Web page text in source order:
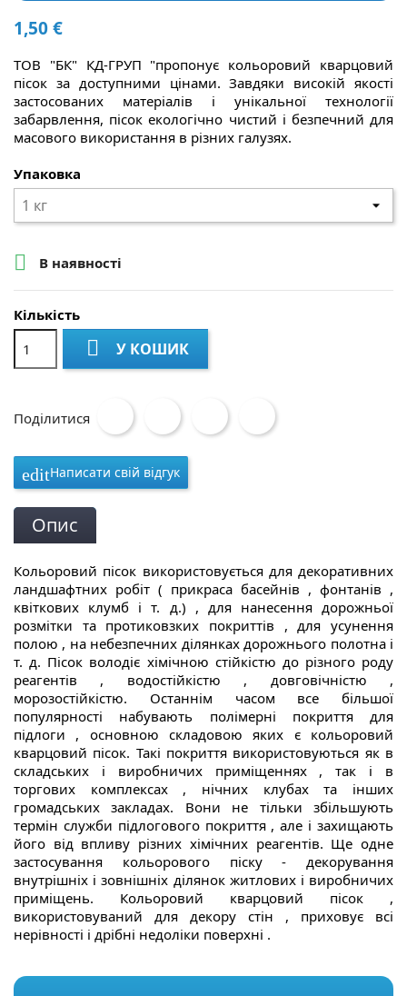
1,50 €
ТОВ "БК" КД-ГРУП "пропонує кольоровий кварцовий
пісок за доступними цінами. Завдяки високій якості
застосованих матеріалів і унікальної технології
забарвлення, пісок екологічно чистий і безпечний для
масового використання в різних галузях.
Упаковка
 В наявності
Кількість
 У КОШИК
Поділитися
editНаписати свій відгук
Опис
Кольоровий пісок використовується для декоративних
ландшафтних робіт ( прикраса басейнів , фонтанів ,
квіткових клумб і т. д.) , для нанесення дорожньої
розмітки та протиковзких покриттів , для усунення
полою , на небезпечних ділянках дорожнього полотна і
т. д. Пісок володіє хімічною стійкістю до різного роду
реагентів , водостійкістю , довговічністю ,
морозостійкістю. Останнім часом все більшої
популярності набувають полімерні покриття для
підлоги , основною складовою яких є кольоровий
кварцовий пісок. Такі покриття використовуються як в
складських і виробничих приміщеннях , так і в
торгових комплексах , нічних клубах та інших
громадських закладах. Вони не тільки збільшують
термін служби підлогового покриття , але і захищають
його від впливу різних хімічних реагентів. Ще одне
застосування кольорового піску - декорування
внутрішніх і зовнішніх ділянок житлових і виробничих
приміщень. Кольоровий кварцовий пісок ,
використовуваний для декору стін , приховує всі
нерівності і дрібні недоліки поверхні .